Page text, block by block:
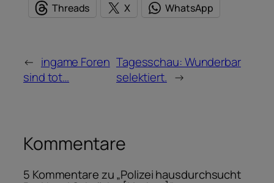
Threads
X WhatsApp
← ingame Foren
sind tot…
Tagesschau: Wunderbar
selektiert. →
Kommentare
5 Kommentare zu „Polizei hausdurchsucht